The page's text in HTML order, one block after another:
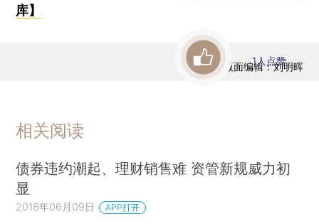
库】
版面编辑：刘明晖
1人点赞
相关阅读
债券违约潮起、理财销售难 资管新规威力初
显
2018年06月09日 APP打开